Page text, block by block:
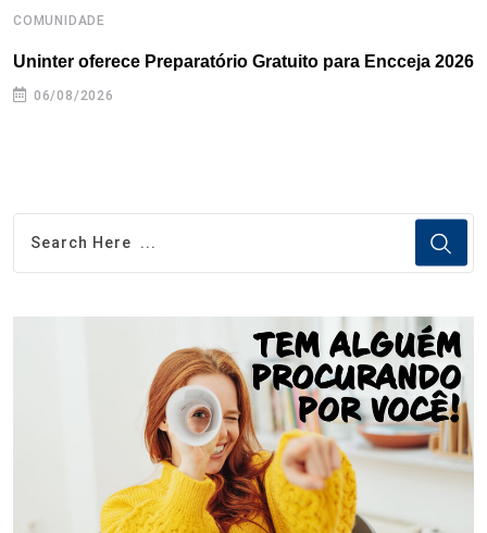
COMUNIDADE
Uninter oferece Preparatório Gratuito para Encceja 2026
06/08/2026